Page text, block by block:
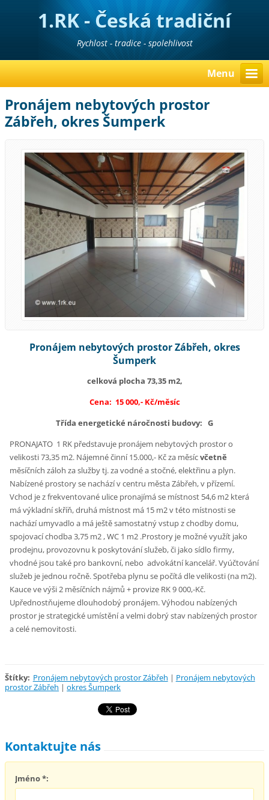
1.RK - Česká tradiční
realitní kancelář
Rychlost - tradice - spolehlivost
Menu
Pronájem nebytových prostor
Zábřeh, okres Šumperk
Pronájem nebytových prostor Zábřeh, okres
Šumperk
celková plocha 73,35 m2,
Cena: 15 000,- Kč/měsíc
Třída energetické náročnosti budovy: G
PRONAJATO 1 RK představuje pronájem nebytových prostor o
velikosti 73,35 m2. Nájemné činní 15.000,- Kč za měsícvčetně
měsíčních záloh za služby tj. za vodné a stočné, elektřinu a plyn.
Nabízené prostory se nachází v centru města Zábřeh, v přízemí.
Vchod je z frekventované ulice pronajímá se místnost 54,6 m2 která
má výkladní skříň, druhá místnost má 15 m2 v této místnosti se
nachází umyvadlo a má ještě samostatný vstup z chodby domu,
spojovací chodba 3,75 m2 , WC 1 m2 .Prostory je možné využít jako
prodejnu, provozovnu k poskytování služeb, či jako sídlo firmy,
vhodné jsou také pro bankovní, nebo advokátní kancelář. Vyúčtování
služeb je jednou ročně. Spotřeba plynu se počítá dle velikosti (na m2).
Kauce ve výši 2 měsíčních nájmů + provize RK 9 000,-Kč.
Upřednostňujeme dlouhodobý pronájem. Výhodou nabízených
prostor je strategické umístění a velmi dobrý stav nabízených prostor
a celé nemovitosti.
Štítky: Pronájem nebytových prostor Zábřeh | Pronájem nebytových
prostor Zábřeh | okres Šumperk
Kontaktujte nás
Jméno *: